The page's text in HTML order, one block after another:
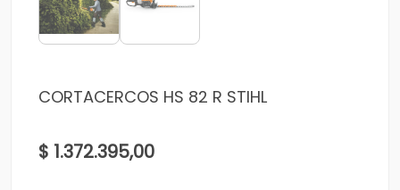
CORTACERCOS HS 82 R STIHL
$ 1.372.395,00